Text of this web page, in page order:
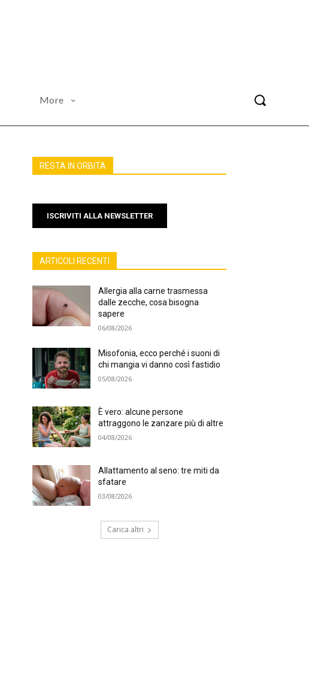
More
RESTA IN ORBITA
ISCRIVITI ALLA NEWSLETTER
ARTICOLI RECENTI
Allergia alla carne trasmessa
dalle zecche, cosa bisogna
sapere
06/08/2026
Misofonia, ecco perché i suoni di
chi mangia vi danno così fastidio
05/08/2026
È vero: alcune persone
attraggono le zanzare più di altre
04/08/2026
Allattamento al seno: tre miti da
sfatare
03/08/2026
Carica altri